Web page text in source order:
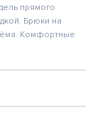
прямого
Брюки на
Комфортные